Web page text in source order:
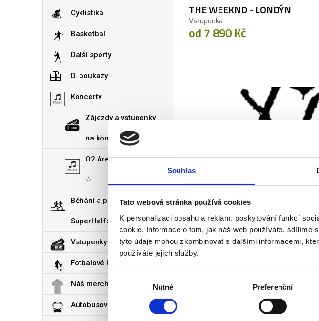
Souhlas
Tato webová stránka používá cookies
K personalizaci obsahu a reklam, poskytování funkcí
cookie. Informace o tom, jak náš web používáte, sdílíme
tyto údaje mohou zkombinovat s dalšími informacemi,
používáte jejich služby.
souhlasu
Nutné Preferenční
THE WEEKND - LONDÝN
Vstupenka
od 7 890 Kč
THE WEEKND - LONDÝN
Vstupenka
7 190 Kč
Cyklistika
Basketbal
Další sporty
D. poukazy
Koncerty
Zájezdy a vstupenky
na koncerty
O2 Arena Praha VIP
☆
Běhání a půlmaratony
SuperHalfs
Vstupenky
Fotbalové kempy
Náš merch
Autobusové